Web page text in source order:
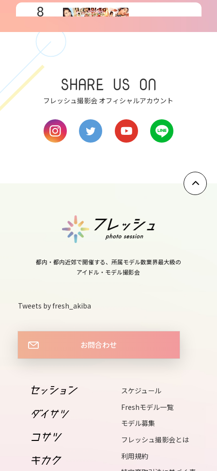
8
9
sat
10
11
12
16
sun
mon
19
20
wed
21
22
fri
SHARE US ON
フレッシュ撮影会 オフィシャルアカウント
都内・都内近郊で開催する、所属モデル数業界最大級の
アイドル・モデル撮影会
Tweets by fresh_akiba
お問合わせ
スケジュール
Freshモデル一覧
モデル募集
フレッシュ撮影会とは
利用規約